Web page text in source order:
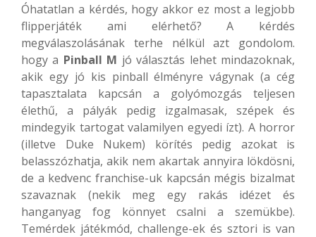
Óhatatlan a kérdés, hogy akkor ez most a legjobb
flipperjáték ami elérhető? A kérdés
megválaszolásának terhe nélkül azt gondolom.
hogy a Pinball M jó választás lehet mindazoknak,
akik egy jó kis pinball élményre vágynak (a cég
tapasztalata kapcsán a golyómozgás teljesen
élethű, a pályák pedig izgalmasak, szépek és
mindegyik tartogat valamilyen egyedi ízt). A horror
(illetve Duke Nukem) körítés pedig azokat is
belasszózhatja, akik nem akartak annyira lökdösni,
de a kedvenc franchise-uk kapcsán mégis bizalmat
szavaznak (nekik meg egy rakás idézet és
hanganyag fog könnyet csalni a szemükbe).
Temérdek játékmód, challenge-ek és sztori is van